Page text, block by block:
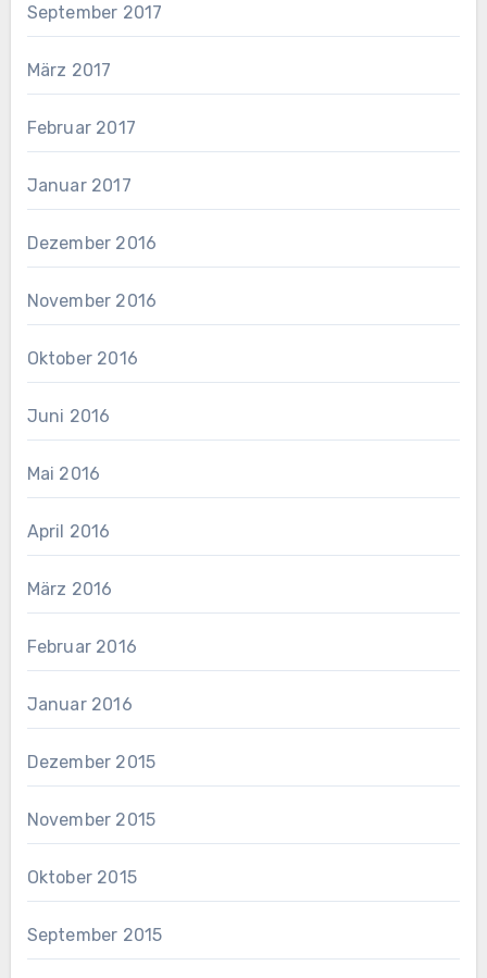
September 2017
März 2017
Februar 2017
Januar 2017
Dezember 2016
November 2016
Oktober 2016
Juni 2016
Mai 2016
April 2016
März 2016
Februar 2016
Januar 2016
Dezember 2015
November 2015
Oktober 2015
September 2015